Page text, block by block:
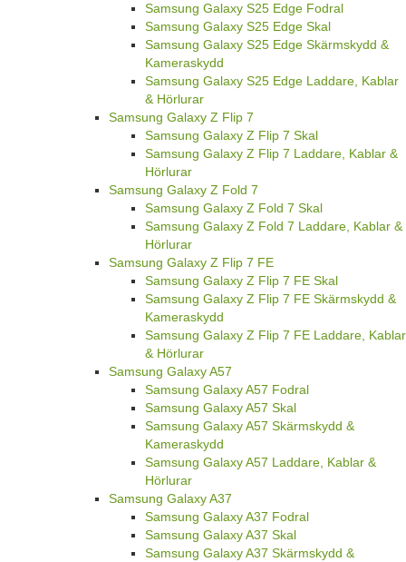
Samsung Galaxy S25 Edge Fodral
Samsung Galaxy S25 Edge Skal
Samsung Galaxy S25 Edge Skärmskydd &
Kameraskydd
Samsung Galaxy S25 Edge Laddare, Kablar
& Hörlurar
Samsung Galaxy Z Flip 7
Samsung Galaxy Z Flip 7 Skal
Samsung Galaxy Z Flip 7 Laddare, Kablar &
Hörlurar
Samsung Galaxy Z Fold 7
Samsung Galaxy Z Fold 7 Skal
Samsung Galaxy Z Fold 7 Laddare, Kablar &
Hörlurar
Samsung Galaxy Z Flip 7 FE
Samsung Galaxy Z Flip 7 FE Skal
Samsung Galaxy Z Flip 7 FE Skärmskydd &
Kameraskydd
Samsung Galaxy Z Flip 7 FE Laddare, Kablar
& Hörlurar
Samsung Galaxy A57
Samsung Galaxy A57 Fodral
Samsung Galaxy A57 Skal
Samsung Galaxy A57 Skärmskydd &
Kameraskydd
Samsung Galaxy A57 Laddare, Kablar &
Hörlurar
Samsung Galaxy A37
Samsung Galaxy A37 Fodral
Samsung Galaxy A37 Skal
Samsung Galaxy A37 Skärmskydd &